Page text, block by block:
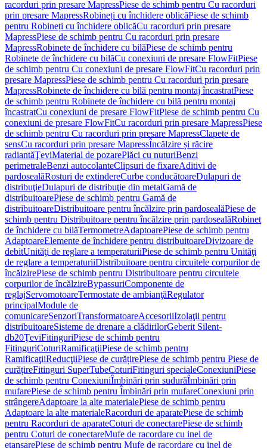
racorduri prin presare MapressPiese de schimb pentru Cu racorduri
prin presare MapressRobineți cu închidere oblicăPiese de schimb
pentru Robineți cu închidere oblicăCu racorduri prin presare
MapressPiese de schimb pentru Cu racorduri prin presare
MapressRobinete de închidere cu bilăPiese de schimb pentru
Robinete de închidere cu bilăCu conexiuni de presare FlowFitPiese
de schimb pentru Cu conexiuni de presare FlowFitCu racorduri prin
presare MapressPiese de schimb pentru Cu racorduri prin presare
MapressRobinete de închidere cu bilă pentru montaj încastratPiese
de schimb pentru Robinete de închidere cu bilă pentru montaj
încastratCu conexiuni de presare FlowFitPiese de schimb pentru Cu
conexiuni de presare FlowFitCu racorduri prin presare MapressPiese
de schimb pentru Cu racorduri prin presare MapressClapete de
sensCu racorduri prin presare MapressÎncălzire și răcire
radiantăŢeviMaterial de pozarePlăci cu nuturiBenzi
perimetraleBenzi autocolanteClipsuri de fixareAditivi de
pardosealăRosturi de extindereCurbe conducătoareDulapuri de
distribuţieDulapuri de distribuţie din metalGamă de
distribuitoarePiese de schimb pentru Gamă de
distribuitoareDistribuitoare pentru încălzire prin pardosealăPiese de
schimb pentru Distribuitoare pentru încălzire prin pardosealăRobinet
de închidere cu bilăTermometreAdaptoarePiese de schimb pentru
AdaptoareElemente de închidere pentru distribuitoareDivizoare de
debitUnităţi de reglare a temperaturiiPiese de schimb pentru Unităţi
de reglare a temperaturiiDistribuitoare pentru circuitele corpurilor de
încălzirePiese de schimb pentru Distribuitoare pentru circuitele
corpurilor de încălzireBypassuriComponente de
reglajServomotoareTermostate de ambianţăRegulator
principalModule de
comunicareSenzoriTransformatoareAccesoriiIzolaţii pentru
distribuitoareSisteme de drenare a clădirilorGeberit Silent-
db20ŢeviFitinguriPiese de schimb pentru
FitinguriCoturiRamificaţiiPiese de schimb pentru
RamificaţiiReducţiiPiese de curățirePiese de schimb pentru Piese de
curățireFitinguri SuperTubeCoturiFitinguri specialeConexiuniPiese
de schimb pentru ConexiuniÎmbinări prin sudurăÎmbinări prin
mufarePiese de schimb pentru Îmbinări prin mufareConexiuni prin
strângereAdaptoare la alte materialePiese de schimb pentru
Adaptoare la alte materialeRacorduri de aparatePiese de schimb
pentru Racorduri de aparateCoturi de conectarePiese de schimb
pentru Coturi de conectareMufe de racordare cu inel de
etanșarePiese de schimb pentru Mufe de racordare cu inel de